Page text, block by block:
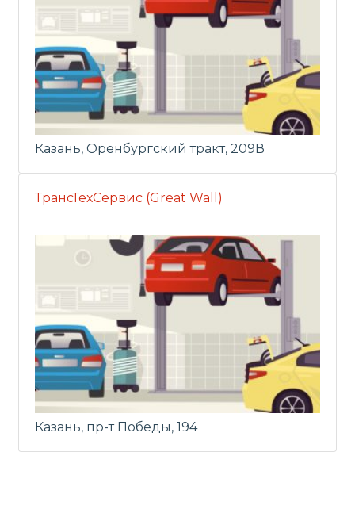
Казань, Оренбургский тракт, 209В
ТрансТехСервис (Great Wall)
Казань, пр-т Победы, 194